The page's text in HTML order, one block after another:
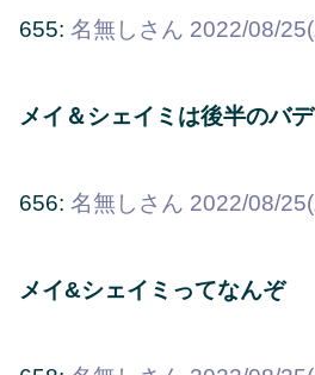
655: 名無しさん 2022/08/
メイ＆シェイミは後半のバ
656: 名無しさん 2022/08/
メイ&シェイミってなんぞ